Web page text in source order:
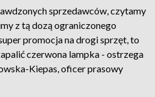
sprzedawców, czytamy
z tą dozą ograniczonego
promocja na drogi sprzęt, to
czerwona lampka - ostrzega
Kiepas, oficer prasowy